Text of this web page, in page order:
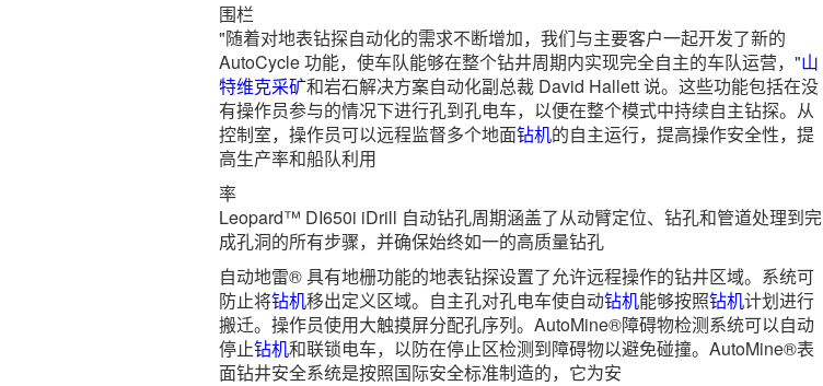
围栏
"随着对地表钻探自动化的需求不断增加，我们与主要客户一起开发了新的
AutoCycle 功能，使车队能够在整个钻井周期内实现完全自主的车队运营，"山
特维克采矿和岩石解决方案自动化副总裁 David Hallett 说。这些功能包括在没
有操作员参与的情况下进行孔到孔电车，以便在整个模式中持续自主钻探。从
控制室，操作员可以远程监督多个地面钻机的自主运行，提高操作安全性，提
高生产率和船队利用
率
Leopard™ DI650i iDrill 自动钻孔周期涵盖了从动臂定位、钻孔和管道处理到完
成孔洞的所有步骤，并确保始终如一的高质量钻孔
自动地雷® 具有地栅功能的地表钻探设置了允许远程操作的钻井区域。系统可
防止将钻机移出定义区域。自主孔对孔电车使自动钻机能够按照钻机计划进行
搬迁。操作员使用大触摸屏分配孔序列。AutoMine®障碍物检测系统可以自动
停止钻机和联锁电车，以防在停止区检测到障碍物以避免碰撞。AutoMine®表
面钻井安全系统是按照国际安全标准制造的，它为安